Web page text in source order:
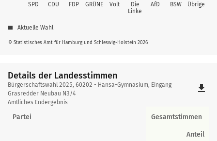
SPD CDU FDP GRÜNE Volt
Die
Linke
AfD BSW Übrige
© Statistisches Amt für Hamburg und Schleswig-Holstein 2026
Aktuelle Wahl
Details der Landesstimmen
Details
der
Landesstimmen
Bürgerschaftswahl 2025, 60202 - Hansa-Gymnasium, Eingang
Grasredder Neubau N3/4
Amtliches Endergebnis
file_download
Partei Gesamtstimmen
Anteil